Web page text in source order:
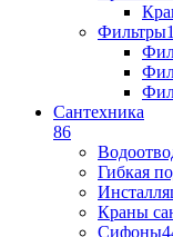
Фильтры
Сантехника
86
Гибкая
Краны
Сифоны